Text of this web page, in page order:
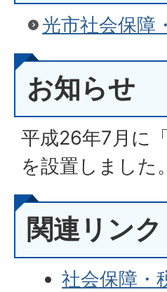
光市社会保障
お知らせ
平成26年7月に
を設置しました。
関連リンク
社会保障・